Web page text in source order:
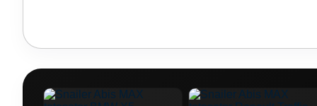
🚙 Skoda Kamiq 🚙 Skoda Kodiaq 🚙 Skoda